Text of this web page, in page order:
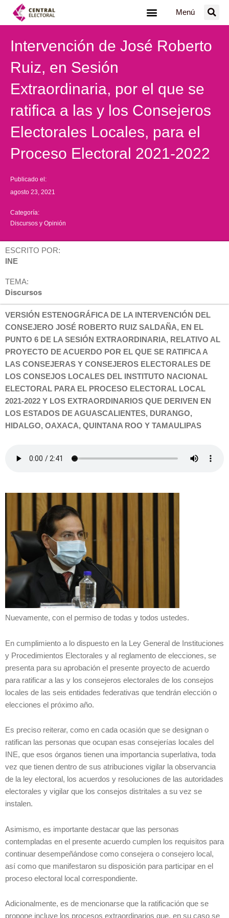
Menú
Intervención de José Roberto
Ruiz, en Sesión
Extraordinaria, por el que se
ratifica a las y los Consejeros
Electorales Locales, para el
Proceso Electoral 2021-2022
Publicado el:
agosto 23, 2021
Categoría:
Discursos y Opinión
ESCRITO POR:
INE
TEMA:
Discursos
VERSIÓN ESTENOGRÁFICA DE LA INTERVENCIÓN DEL
CONSEJERO JOSÉ ROBERTO RUIZ SALDAÑA, EN EL
PUNTO 6 DE LA SESIÓN EXTRAORDINARIA, RELATIVO AL
PROYECTO DE ACUERDO POR EL QUE SE RATIFICA A
LAS CONSEJERAS Y CONSEJEROS ELECTORALES DE
LOS CONSEJOS LOCALES DEL INSTITUTO NACIONAL
ELECTORAL PARA EL PROCESO ELECTORAL LOCAL
2021-2022 Y LOS EXTRAORDINARIOS QUE DERIVEN EN
LOS ESTADOS DE AGUASCALIENTES, DURANGO,
HIDALGO, OAXACA, QUINTANA ROO Y TAMAULIPAS
Nuevamente, con el permiso de todas y todos ustedes.
En cumplimiento a lo dispuesto en la Ley General de Instituciones
y Procedimientos Electorales y al reglamento de elecciones, se
presenta para su aprobación el presente proyecto de acuerdo
para ratificar a las y los consejeros electorales de los consejos
locales de las seis entidades federativas que tendrán elección o
elecciones el próximo año.
Es preciso reiterar, como en cada ocasión que se designan o
ratifican las personas que ocupan esas consejerías locales del
INE, que esos órganos tienen una importancia superlativa, toda
vez que tienen dentro de sus atribuciones vigilar la observancia
de la ley electoral, los acuerdos y resoluciones de las autoridades
electorales y vigilar que los consejos distritales a su vez se
instalen.
Asimismo, es importante destacar que las personas
contempladas en el presente acuerdo cumplen los requisitos para
continuar desempeñándose como consejera o consejero local,
así como que manifestaron su disposición para participar en el
proceso electoral local correspondiente.
Adicionalmente, es de mencionarse que la ratificación que se
propone incluye los procesos extraordinarios que, en su caso se